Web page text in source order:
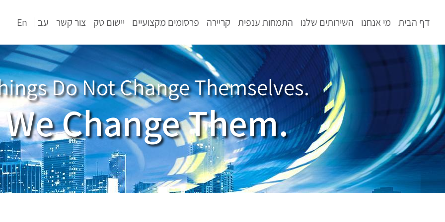
דף הבית
מי אנחנו השירותים שלנו התמחות ענפית קריירה פרסומים מקצועיים יישום טק צור קשר עב En
Do Not Change Themselves.
We Change Them.